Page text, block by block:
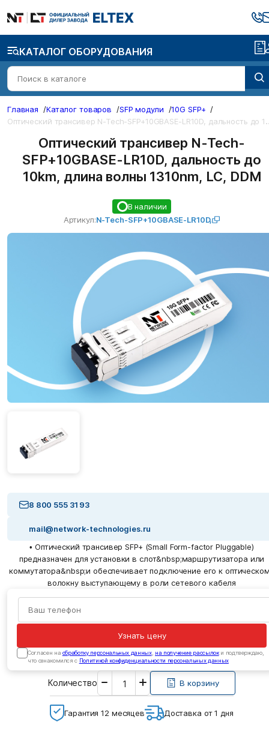
КАТАЛОГ ОБОРУДОВАНИЯ
Главная /Каталог товаров /SFP модули /10G SFP+ /
ический трансивер N-
Оптический трансивер N-Tech-
SFP+10GBASE-LR10D, дальность до
10km, длина волны 1310nm, LC, DDM
В наличии
Артикул:N-Tech-SFP+10GBASE-LR10D,
8 800 555 31 93
mail@network-technologies.ru
• Оптический трансивер SFP+ (Small Form-factor Pluggable)
предназначен для установки в слот&nbsp;маршрутизатора или
коммутатора&nbsp;и обеспечивает подключение его к
волокну выступающему в роли сетевого кабеля
Узнать цену
Cогласен на обработку персональных данных, на получение рассылоки подтверждаю,
что ознакомился с Политикой конфиденциальности персональных данных
Количество
Введите
необходимое
количество
В корзину
Гарантия 12 месяцев Доставка от 1 дня